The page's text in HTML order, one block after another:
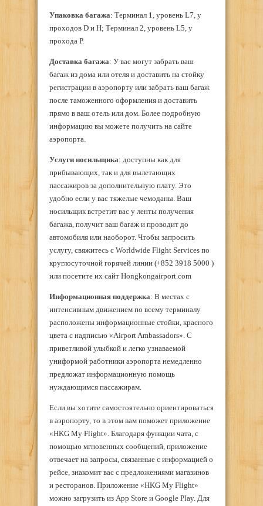
Упаковка багажа: Терминал 1, уровень L7, у
проходов D и H; Терминал 2, уровень L5, у
прохода Р.
Доставка багажа: У вас могут забрать ваш
багаж из дома или отеля и доставить на стойку
регистрации в аэропорту или забрать ваш багаж
после таможенного оформления и доставить
прямо в ваш отель или дом. Более подробную
информацию вы можете получить на сайте
аэропорта.
Услуги носильщика: доступны как для
прибывающих, так и для вылетающих
пассажиров за дополнительную плату. Это
удобно если у вас тяжелые чемоданы. Ваш
носильщик встретит вас у ленты получения
багажа, получит ваш багаж и проводит до
автомобиля или наоборот. Чтобы запросить
услугу, свяжитесь с Worldwide Flight Services по
круглосуточной горячей линии (+852 3918 5000 )
или посетите их сайт Hongkongairport.com
Информационная поддержка: В местах с
интенсивным движением по всему терминалу
расположены информационные стойки, красного
цвета с надписью «Airport Ambassadors». С
приветливой улыбкой и легко узнаваемой
униформой работники аэропорта немедленно
предложат информационную помощь
нуждающимся пассажирам.
Если вы хотите самостоятельно ориентироваться
в аэропорту, то в этом вам поможет приложение
«HKG My Flight». Благодаря функции чата, с
помощью мгновенных сообщений, приложение
отвечает на запросы, связанные с информацией о
рейсе, знакомит вас с предложениями магазинов
и ресторанов. Приложение «HKG My Flight»
можно загрузить из App Store и Google Play. Для